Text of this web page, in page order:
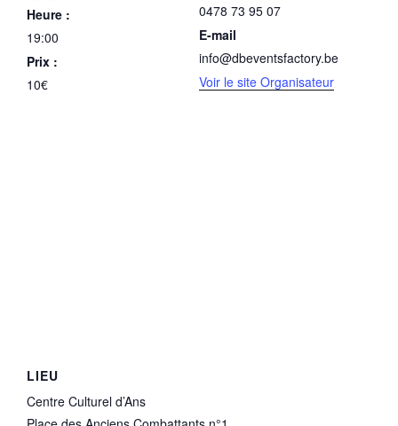
Heure :
19:00
Prix :
10€
0478 73 95 07
E-mail
info@dbeventsfactory.be
Voir le site Organisateur
LIEU
Centre Culturel d’Ans